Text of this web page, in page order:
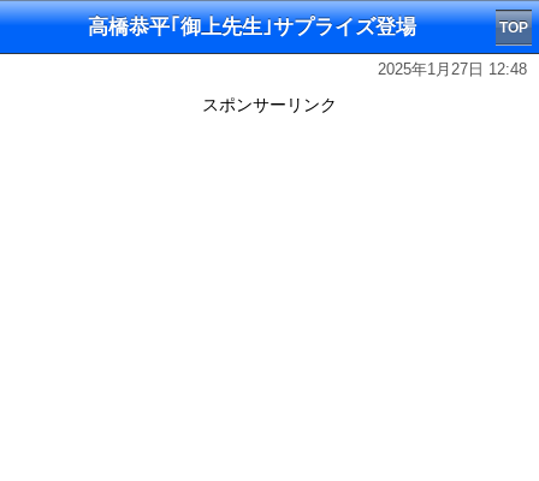
高橋恭平｢御上先生｣サプライズ登場 TOP
2025年1月27日 12:48
スポンサーリンク